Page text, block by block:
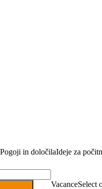
Pogoji in določilaIdeje za
VacanceSelect